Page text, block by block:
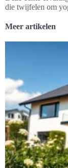
die twijfelen om
Meer artikelen